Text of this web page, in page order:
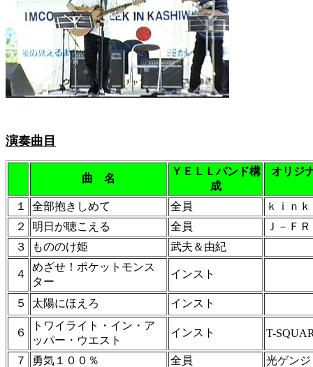
演奏曲目
曲 名
ＹＥＬＬバンド構
成
オリジ
１ 全部抱きしめて 全員
ｋｉｎ
２
明日が聴こえる 全員
Ｊ－Ｆ
３
もののけ姫 武夫＆由紀
４
めざせ！ポケットモンス
ター
インスト
５ 太陽にほえろ インスト
６
トワイライト・イン・ア
ッパー・ウエスト
インスト T-
７ 勇気１００％ 全員
光ゲンジ